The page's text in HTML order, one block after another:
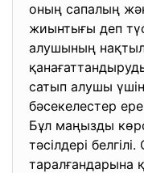
оның сапалың
жиынтығы деп
алушының
сатып алушы үшін
бәсекелестер
Бұл маңызды
тәсілдері
таралғандарына